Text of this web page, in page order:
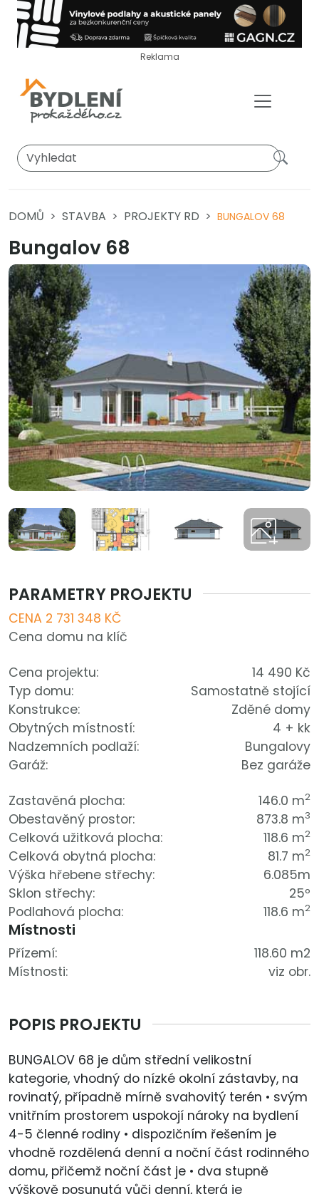
Reklama
DOMŮ STAVBA PROJEKTY RD BUNGALOV 68
Bungalov 68
PARAMETRY PROJEKTU
CENA 2 731 348 KČ
Cena domu na klíč
Cena projektu:
14 490 Kč
Typ domu:
Samostatně stojící
Konstrukce:
Zděné domy
Obytných místností:
4 + kk
Nadzemních podlaží:
Bungalovy
Garáž:
Bez garáže
Zastavěná plocha: 146.0 m2
Obestavěný prostor: 873.8 m3
Celková užitková plocha: 118.6 m2
Celková obytná plocha: 81.7 m2
Výška hřebene střechy:
6.085m
Sklon střechy:
25º
Podlahová plocha:
118.6 m2
Místnosti
Přízemí:
118.60 m2
Místnosti:
viz obr.
POPIS PROJEKTU
BUNGALOV 68 je dům střední velikostní
kategorie, vhodný do nízké okolní zástavby, na
rovinatý, případně mírně svahovitý terén • svým
vnitřním prostorem uspokojí nároky na bydlení
4-5 členné rodiny • dispozičním řešením je
vhodně rozdělená denní a noční část rodinného
domu, přičemž noční část je • dva stupně
výškově posunutá vůči denní, která je